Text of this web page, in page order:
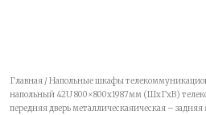
Главная /Напольные шкафы
напольный 42U 800×800х1987мм (ШхГхВ)
передняя дверь металлическаяическая –